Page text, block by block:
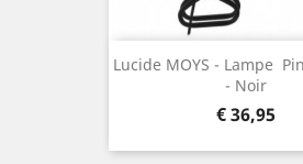
Lucide MOYS - Lampe 
- Noir
Prijs
€ 36,95